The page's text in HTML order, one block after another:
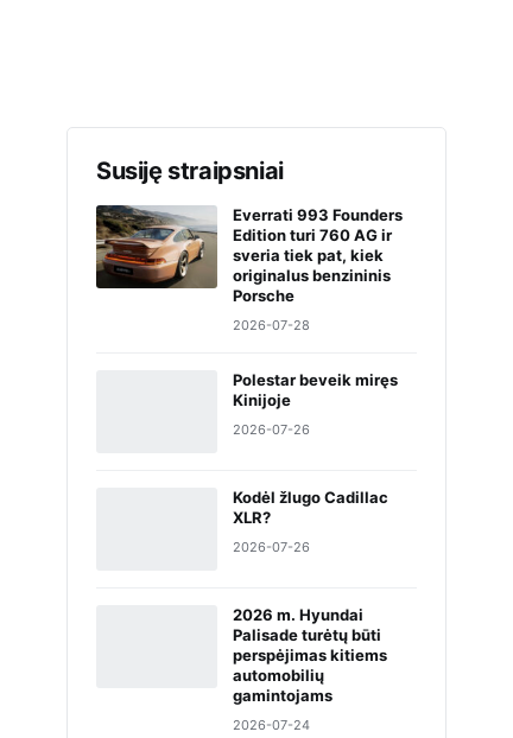
Susiję straipsniai
Everrati 993 Founders
Edition turi 760 AG ir
sveria tiek pat, kiek
originalus benzininis
Porsche
2026-07-28
Polestar beveik miręs
Kinijoje
2026-07-26
Kodėl žlugo Cadillac
XLR?
2026-07-26
2026 m. Hyundai
Palisade turėtų būti
perspėjimas kitiems
automobilių
gamintojams
2026-07-24